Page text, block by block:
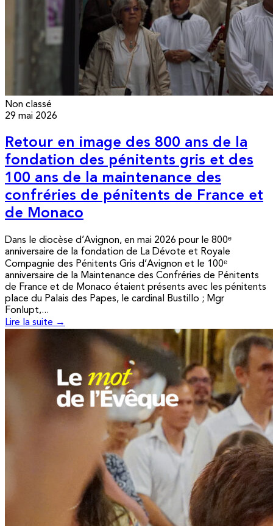
Non classé
29 mai 2026
Retour en image des 800 ans de la
fondation des pénitents gris et des
100 ans de la maintenance des
confréries de pénitents de France et
de Monaco
Dans le diocèse d’Avignon, en mai 2026 pour le 800ᵉ
anniversaire de la fondation de La Dévote et Royale
Compagnie des Pénitents Gris d’Avignon et le 100ᵉ
anniversaire de la Maintenance des Confréries de Pénitents
de France et de Monaco étaient présents avec les pénitents
place du Palais des Papes, le cardinal Bustillo ; Mgr
Fonlupt,...
Lire la suite →